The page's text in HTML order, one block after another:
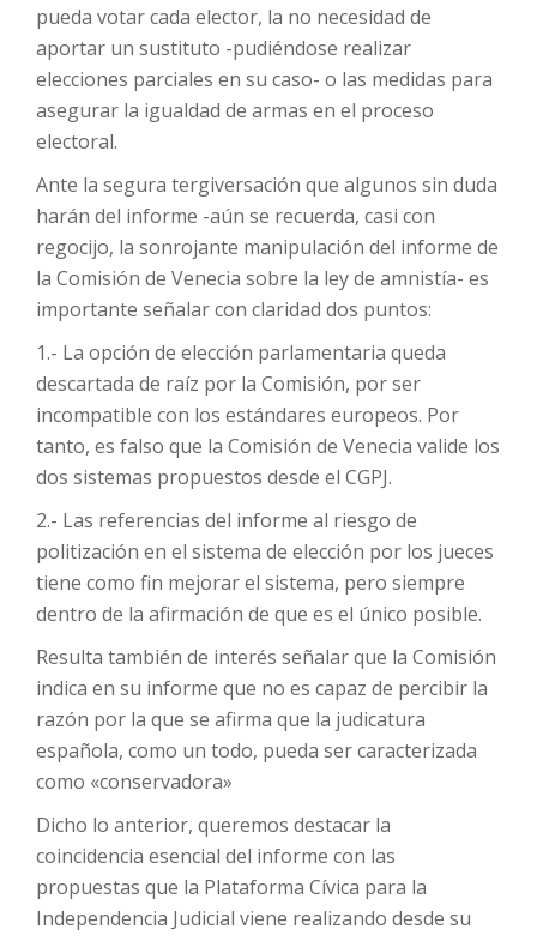
pueda votar cada elector, la no necesidad de
aportar un sustituto -pudiéndose realizar
elecciones parciales en su caso- o las medidas para
asegurar la igualdad de armas en el proceso
electoral.
Ante la segura tergiversación que algunos sin duda
harán del informe -aún se recuerda, casi con
regocijo, la sonrojante manipulación del informe de
la Comisión de Venecia sobre la ley de amnistía- es
importante señalar con claridad dos puntos:
1.- La opción de elección parlamentaria queda
descartada de raíz por la Comisión, por ser
incompatible con los estándares europeos. Por
tanto, es falso que la Comisión de Venecia valide los
dos sistemas propuestos desde el CGPJ.
2.- Las referencias del informe al riesgo de
politización en el sistema de elección por los jueces
tiene como fin mejorar el sistema, pero siempre
dentro de la afirmación de que es el único posible.
Resulta también de interés señalar que la Comisión
indica en su informe que no es capaz de percibir la
razón por la que se afirma que la judicatura
española, como un todo, pueda ser caracterizada
como «conservadora»
Dicho lo anterior, queremos destacar la
coincidencia esencial del informe con las
propuestas que la Plataforma Cívica para la
Independencia Judicial viene realizando desde su